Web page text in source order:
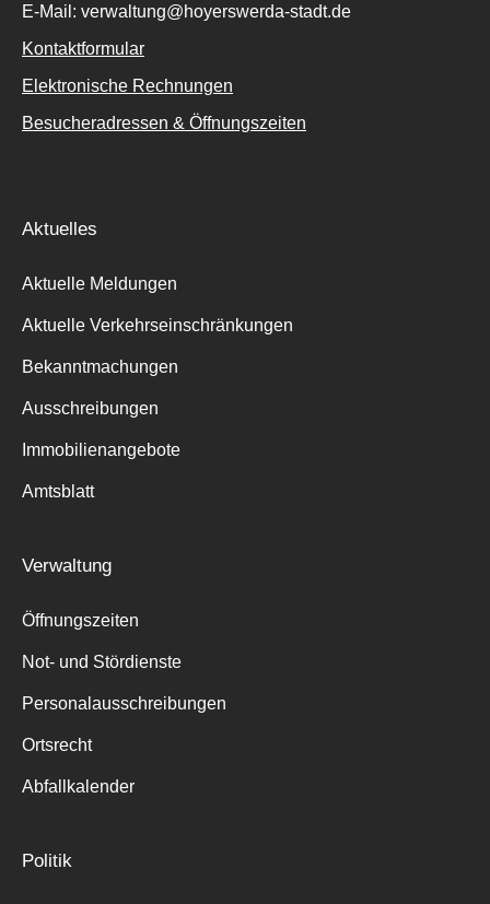
E-Mail: verwaltung@hoyerswerda-stadt.de
Kontaktformular
Elektronische Rechnungen
Besucheradressen & Öffnungszeiten
Aktuelles
Aktuelle Meldungen
Aktuelle Verkehrseinschränkungen
Bekanntmachungen
Ausschreibungen
Immobilienangebote
Amtsblatt
Verwaltung
Öffnungszeiten
Not- und Stördienste
Personalausschreibungen
Ortsrecht
Abfallkalender
Politik